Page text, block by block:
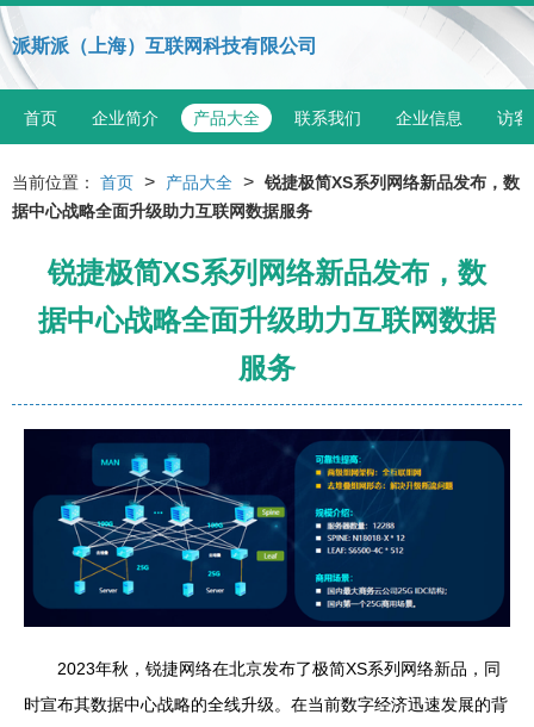
派斯派（上海）互联网科技有限公司
首页 企业简介 产品大全 联系我们 企业信息 访客
当前位置： 首页 > 产品大全 > 锐捷极简XS系列网络新品发布，数
据中心战略全面升级助力互联网数据服务
锐捷极简XS系列网络新品发布，数
据中心战略全面升级助力互联网数据
服务
2023年秋，锐捷网络在北京发布了极简XS系列网络新品，同
时宣布其数据中心战略的全线升级。在当前数字经济迅速发展的背